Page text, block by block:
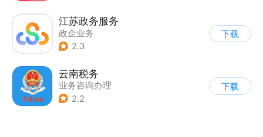
江苏政务服务
政企业务
2.3
下载
云南税务
业务咨询办理
2.2
下载